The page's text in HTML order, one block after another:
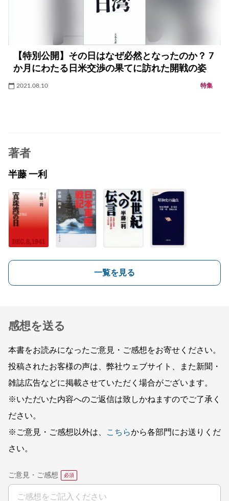
【特別公開】その日はなぜ必然となったのか？ 7
か月にわたる日米交渉の果てに訪れた開戦の姿
2021.08.10 特集
著者
半藤 一利
一覧を見る
感想を送る
本書をお読みになったご意見・ご感想をお寄せください。
投稿されたお客様の声は、弊社ウェブサイト、また新聞・
雑誌広告などに掲載させていただく場合がございます。
※いただいた内容へのご返信は致しかねますのでご了承く
ださい。
※ご意見・ご感想以外は、
こちらから各部門にお送りくだ
さい。
ご意見・ご感想